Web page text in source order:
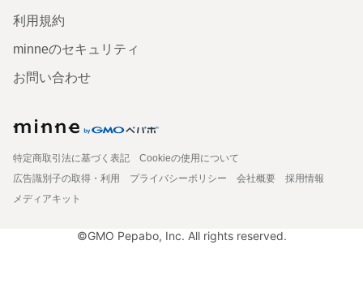
利用規約
minneのセキュリティ
お問い合わせ
特定商取引法に基づく表記
Cookieの使用について
広告識別子の取得・利用
プライバシーポリシー 会社概要
採用情報
メディアキット
©GMO Pepabo, Inc. All rights reserved.